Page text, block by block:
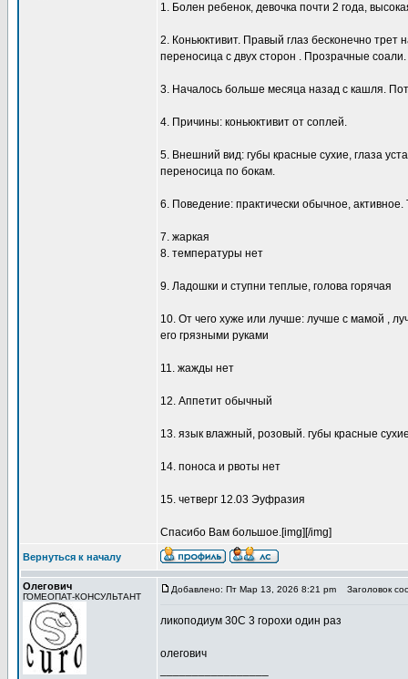
1. Болен ребенок, девочка почти 2 года,
2. Коньюктивит. Правый глаз бесконечно трет
переносица с двух сторон . Прозрачные соали.
3. Началось больше месяца назад с кашля.
4. Причины: коньюктивит от соплей.
5. Внешний вид: губы красные сухие, глаза
переносица по бокам.
6. Поведение: практически обычное,
7. жаркая
8. температуры нет
9. Ладошки и ступни теплые, голова горячая
10. От чего хуже или лучше: лучше с мамой ,
его грязными руками
11. жажды нет
12. Аппетит обычный
13. язык влажный, розовый. губы красные
14. поноса и рвоты нет
15. четверг 12.03 Эуфразия
Спасибо Вам большое.[img][/img]
Вернуться к началу
Олегович
ГОМЕОПАТ-КОНСУЛЬТАНТ
Добавлено: Пт Мар 13, 2026 8:21 pm Заголовок
ликоподиум 30С 3 горохи один раз
олегович